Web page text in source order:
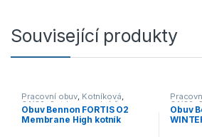
Související produkty
Pracovní obuv, Kotníková,
O1/O2 ,Outdoor a volný čas
Obuv
Obuv Bennon FORTIS O2
Membrane High kotník
O1/O2 ,
Obuv
Obuv